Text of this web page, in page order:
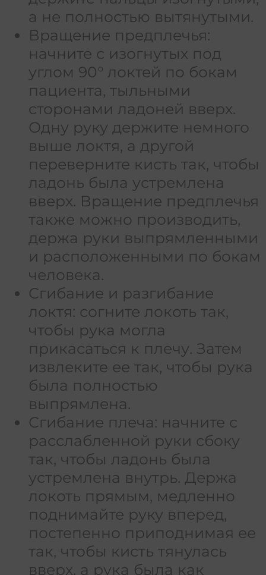
а не полностью вытянутыми.
Вращение предплечья:
начните с изогнутых под
углом 90° локтей по бокам
пациента, тыльными
сторонами ладоней вверх.
Одну руку держите немного
выше локтя, а другой
переверните кисть так, чтобы
ладонь была устремлена
вверх. Вращение предплечья
также можно производить,
держа руки выпрямленными
и расположенными по бокам
человека.
Сгибание и разгибание
локтя: согните локоть так,
чтобы рука могла
прикасаться к плечу. Затем
извлеките ее так, чтобы рука
была полностью
выпрямлена.
Сгибание плеча: начните с
расслабленной руки сбоку
так, чтобы ладонь была
устремлена внутрь. Держа
локоть прямым, медленно
поднимайте руку вперед,
постепенно приподнимая ее
так, чтобы кисть тянулась
вверх, а рука была как